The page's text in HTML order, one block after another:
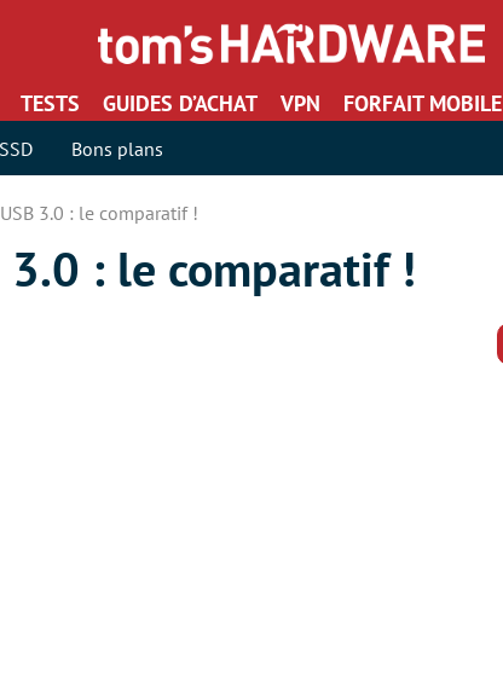
TESTS GUIDES D’ACHAT VPN FORFAIT MOBILE
SSD Bons plans
3.0 : le comparatif !
3.0 : le comparatif !